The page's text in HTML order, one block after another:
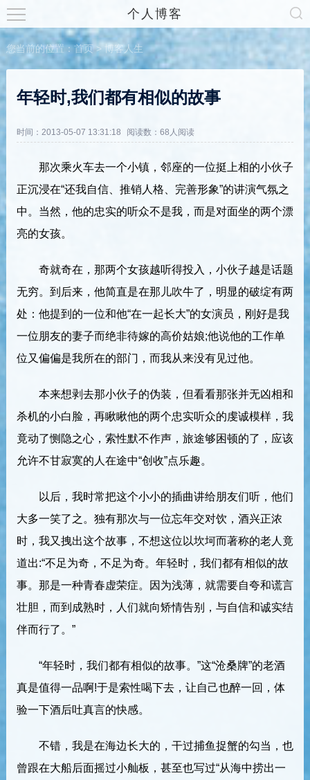
个人博客
您当前的位置：首页>博客人生
年轻时,我们都有相似的故事
时间：2013-05-07 13:31:18 阅读数： 68人阅读
那次乘火车去一个小镇，邻座的一位挺上相的小伙子
正沉浸在“还我自信、推销人格、完善形象”的讲演气氛之
中。当然，他的忠实的听众不是我，而是对面坐的两个漂
亮的女孩。
奇就奇在，那两个女孩越听得投入，小伙子越是话题
无穷。到后来，他简直是在那儿吹牛了，明显的破绽有两
处：他提到的一位和他“在一起长大”的女演员，刚好是我
一位朋友的妻子而绝非待嫁的高价姑娘;他说他的工作单
位又偏偏是我所在的部门，而我从来没有见过他。
本来想剥去那小伙子的伪装，但看看那张并无凶相和
杀机的小白脸，再瞅瞅他的两个忠实听众的虔诚模样，我
竟动了恻隐之心，索性默不作声，旅途够困顿的了，应该
允许不甘寂寞的人在途中“创收”点乐趣。
以后，我时常把这个小小的插曲讲给朋友们听，他们
大多一笑了之。独有那次与一位忘年交对饮，酒兴正浓
时，我又拽出这个故事，不想这位以坎坷而著称的老人竟
道出:“不足为奇，不足为奇。年轻时，我们都有相似的故
事。那是一种青春虚荣症。因为浅薄，就需要自夸和谎言
壮胆，而到成熟时，人们就向矫情告别，与自信和诚实结
伴而行了。”
“年轻时，我们都有相似的故事。”这“沧桑牌”的老酒
真是值得一品啊!于是索性喝下去，让自己也醉一回，体
验一下酒后吐真言的快感。
不错，我是在海边长大的，干过捕鱼捉蟹的勾当，也
曾跟在大船后面摇过小舢板，甚至也写过“从海中捞出一